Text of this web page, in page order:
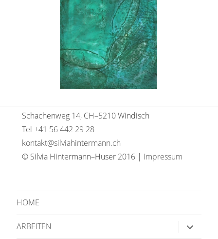
Schachenweg 14, CH–5210 Windisch
Tel +41 56 442 29 28
kontakt@silviahintermann.ch
© Silvia Hintermann–Huser 2016 | Impressum
HOME
ARBEITEN